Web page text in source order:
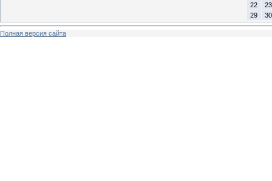
22
23
29
30
Полная версия сайта